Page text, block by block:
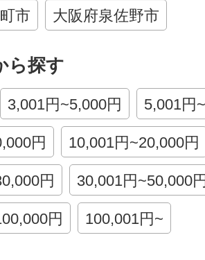
市 大阪府泉佐野市
ら探す
3,001円~5,000円 5,001円
円 10,001円~20,000円
円 30,001円~50,000
円 100,001円~